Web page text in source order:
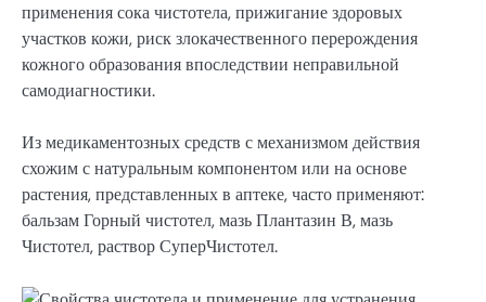
применения сока чистотела, прижигание здоровых
участков кожи, риск злокачественного перерождения
кожного образования впоследствии неправильной
самодиагностики.
Из медикаментозных средств с механизмом действия
схожим с натуральным компонентом или на основе
растения, представленных в аптеке, часто применяют:
бальзам Горный чистотел, мазь Плантазин В, мазь
Чистотел, раствор СуперЧистотел.